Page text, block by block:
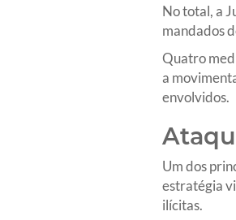
No total, a
mandados
Quatro
a
envolvidos.
Um dos
estratégia
ilícitas.